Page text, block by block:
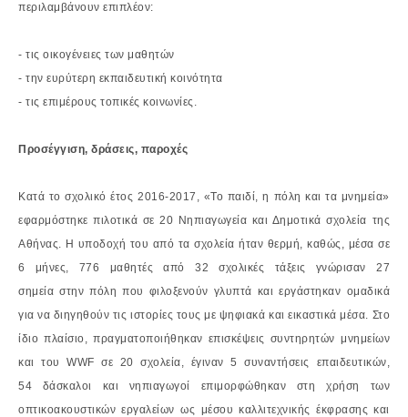
περιλαμβάνουν επιπλέον:
- τις οικογένειες των μαθητών
- την ευρύτερη εκπαιδευτική κοινότητα
- τις επιμέρους τοπικές κοινωνίες.
Προσέγγιση, δράσεις, παροχές
Κατά το σχολικό έτος 2016-2017, «Το παιδί, η πόλη και τα μνημεία»
εφαρμόστηκε πιλοτικά σε 20 Νηπιαγωγεία και Δημοτικά σχολεία της
Αθήνας. Η υποδοχή του από τα σχολεία ήταν θερμή, καθώς, μέσα σε
6 μήνες, 776 μαθητές από 32 σχολικές τάξεις γνώρισαν 27
σημείαστην πόλη που φιλοξενούν γλυπτά και εργάστηκαν ομαδικά
για να διηγηθούν τις ιστορίες τους με ψηφιακά και εικαστικά μέσα. Στο
ίδιο πλαίσιο, πραγματοποιήθηκαν επισκέψεις συντηρητών μνημείων
και του WWF σε 20 σχολεία, έγιναν 5 συναντήσεις επαιδευτικών,
54 δάσκαλοι και νηπιαγωγοί επιμορφώθηκαν στη χρήση των
οπτικοακουστικών εργαλείων ως μέσου καλλιτεχνικής έκφρασης και